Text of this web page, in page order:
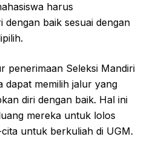
harus
dengan baik sesuai dengan
penerimaan Seleksi Mandiri
dapat memilih jalur yang
diri dengan baik. Hal ini
mereka untuk lolos
untuk berkuliah di UGM.